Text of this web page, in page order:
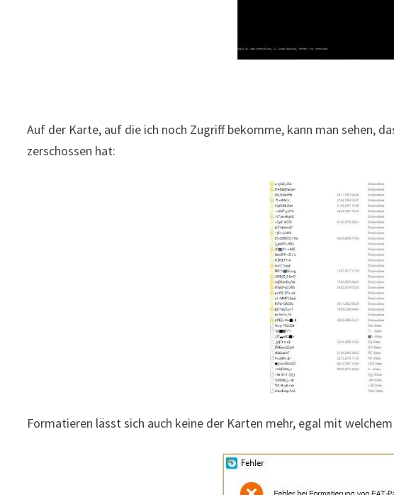
Auf der Karte, auf die ich noch Zugriff bekomme, kann man sehen,
zerschossen hat:
Formatieren lässt sich auch keine der Karten mehr, egal mit